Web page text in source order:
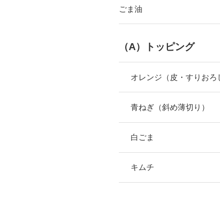
ごま油
（A）トッピング
オレンジ（皮・すりおろ
青ねぎ（斜め薄切り）
白ごま
キムチ